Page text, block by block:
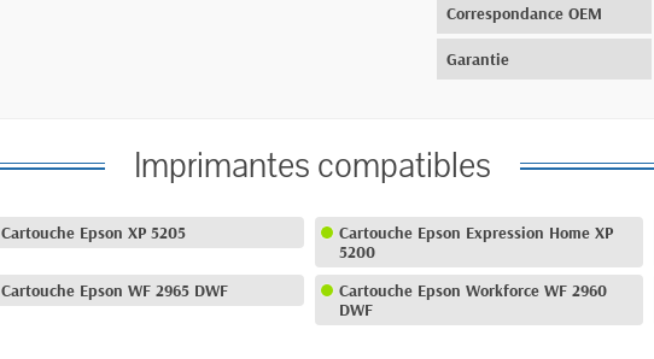
Correspondance OEM
Garantie
Imprimantes compatibles
Cartouche Epson XP 5205
Cartouche Epson Expression Home XP
5200
Cartouche Epson WF 2965 DWF
Cartouche Epson Workforce WF 2960
DWF